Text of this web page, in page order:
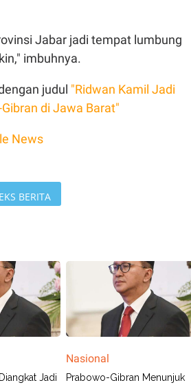
Jabar jadi tempat lumbung
imbuhnya.
judul "Ridwan Kamil Jadi
di Jawa Barat"
News
BERITA
Jadi
Nasional
Prabowo-Gibran Menunjuk